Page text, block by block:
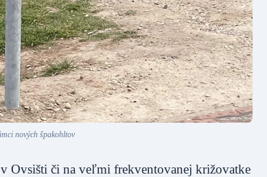
nových špakohltov
Ovsišti či na veľmi frekventovanej križovatke